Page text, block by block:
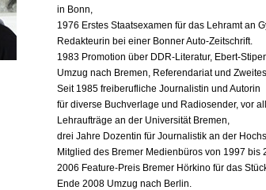
in Bonn,
1976 Erstes Staatsexamen für das Lehramt an
Redakteurin bei einer Bonner Auto-Zeitschrift.
1983 Promotion über DDR-Literatur, Ebert-
Umzug nach Bremen, Referendariat und
Seit 1985 freiberufliche Journalistin und Autorin
für diverse Buchverlage und Radiosender, vor
Lehraufträge an der Universität Bremen,
drei Jahre Dozentin für Journalistik an der
Mitglied des Bremer Medienbüros von 1997 bis
2006 Feature-Preis Bremer Hörkino für das
Ende 2008 Umzug nach Berlin.